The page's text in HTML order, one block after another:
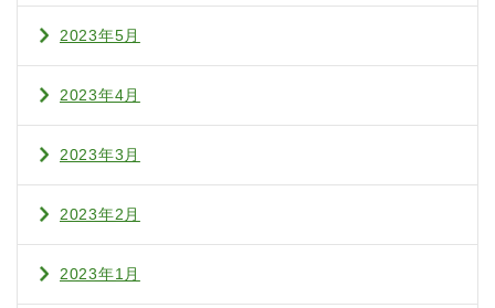
2023年5月
2023年4月
2023年3月
2023年2月
2023年1月